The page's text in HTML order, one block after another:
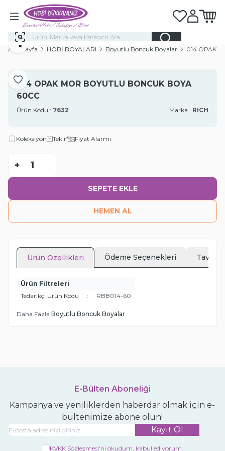
Favorilerim
Hesabım
Ana Sayfa HOBİ BOYALARI Boyutlu Boncuk Boyalar 014 OPAK
Favoriye Ekle
Paylaş
014 OPAK MOR BOYUTLU BONCUK BOYA
60CC
Ürün Kodu : 7632 Marka : RICH
Koleksiyon Teklif Fiyat Alarmı
-
+
SEPETE EKLE
HEMEN AL
Ürün Özellikleri Ödeme Seçenekleri
Ürün Filtreleri
Tedarikçi Ürün Kodu
: RBB014-60
Daha Fazla Boyutlu Boncuk Boyalar
E-Bülten Aboneliği
Kampanya ve yeniliklerden haberdar olmak için e-
bültenimize abone olun!
Kayıt Ol
KVKK Sözleşmesi'ni okudum, kabul ediyorum.